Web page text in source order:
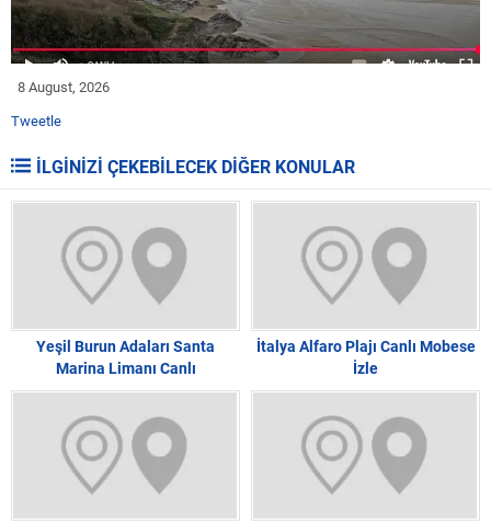
8 August, 2026
Tweetle
İLGİNİZİ ÇEKEBİLECEK DİĞER KONULAR
Yeşil Burun Adaları Santa
Marina Limanı Canlı
İtalya Alfaro Plajı Canlı Mobese
İzle